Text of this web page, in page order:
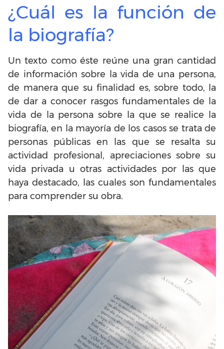
¿Cuál es la función de
la biografía?
Un texto como éste reúne una gran cantidad
de información sobre la vida de una persona,
de manera que su finalidad es, sobre todo, la
de dar a conocer rasgos fundamentales de la
vida de la persona sobre la que se realice la
biografía, en la mayoría de los casos se trata de
personas públicas en las que se resalta su
actividad profesional, apreciaciones sobre su
vida privada u otras actividades por las que
haya destacado, las cuales son fundamentales
para comprender su obra.